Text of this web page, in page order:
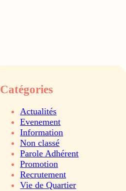
Catégories
Actualités
Evenement
Information
Non classé
Parole Adhérent
Promotion
Recrutement
Vie de Quartier